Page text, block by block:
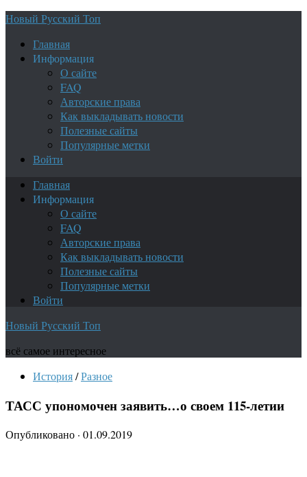
Новый Русский Топ
Главная
Информация
О сайте
FAQ
Авторские права
Как выкладывать новости
Полезные сайты
Популярные метки
Войти
Главная
Информация
О сайте
FAQ
Авторские права
Как выкладывать новости
Полезные сайты
Популярные метки
Войти
Новый Русский Топ
всё самое интересное
История/Разное
ТАСС упономочен заявить…о своем 115-летии
Опубликовано · 01.09.2019